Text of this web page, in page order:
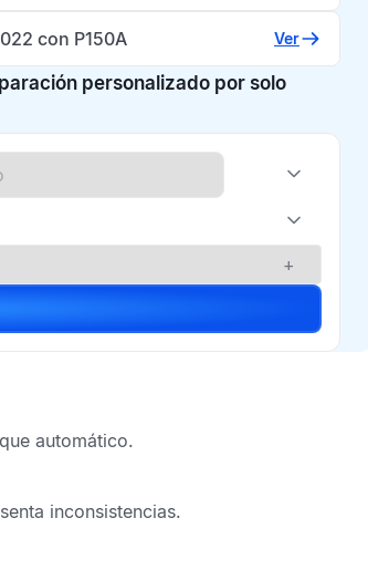
con P150A Ver
personalizado por solo
+
automático.
inconsistencias.